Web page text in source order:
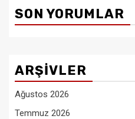
SON YORUMLAR
ARŞIVLER
Ağustos 2026
Temmuz 2026